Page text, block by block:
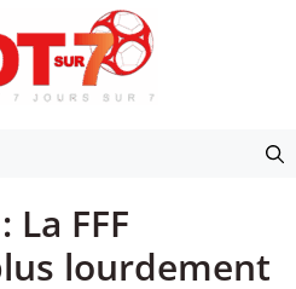
La FFF
lourdement